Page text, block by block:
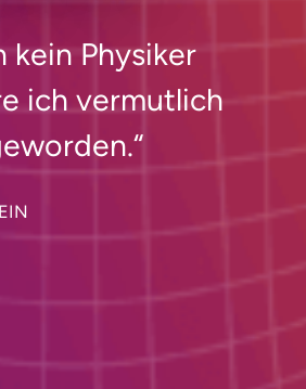
kein Physiker
ich vermutlich